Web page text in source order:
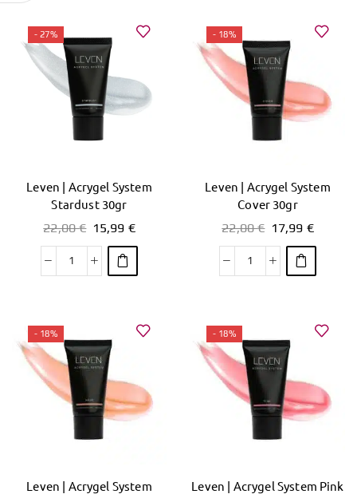
- 27%
Leven | Acrygel System
Stardust 30gr
22,00€ 15,99 €
- 18%
Leven | Acrygel System
Cover 30gr
22,00€ 17,99 €
- 18%
Leven | Acrygel System
- 18%
Leven | Acrygel System Pink